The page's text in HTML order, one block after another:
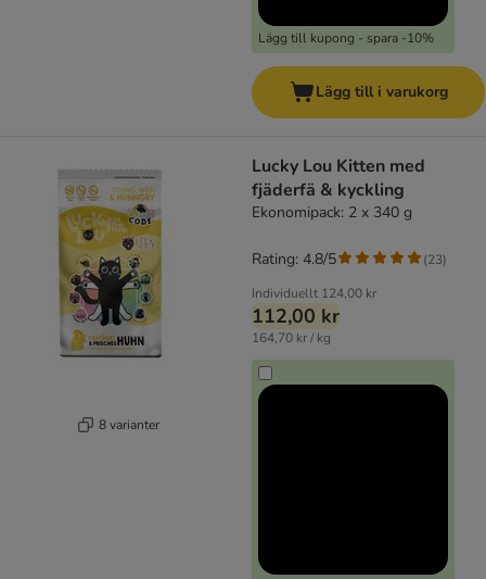
Lägg till kupong - spara -10%
Lägg till i varukorg
8 varianter
Lucky Lou Kitten med
fjäderfä & kyckling
Ekonomipack: 2 x 340 g
Individuellt 124,00 kr
112,00 kr
164,70 kr / kg
Rating: 4.8/5 (23)